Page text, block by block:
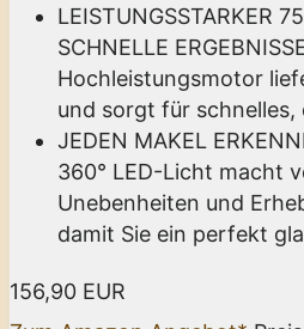
LEISTUNGSSTARKER
SCHNELLE
Hochleistungsmotor
und sorgt für
JEDEN MAKEL
360° LED-Licht macht
Unebenheiten und
damit Sie ein perfekt
156,90 EUR